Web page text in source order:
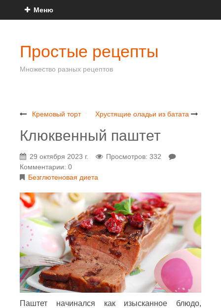
Меню
Простые рецепты
Множество разных рецептов
Кремовый торт Хрустящие оладьи из батата
Клюквенный паштет
29 октября 2023 г.
Просмотров: 332
Комментарии: 0
Безглютеновая диета
Паштет начинался как изысканное блюдо,